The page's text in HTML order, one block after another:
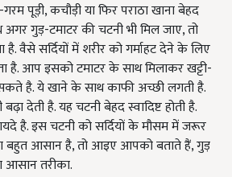
पूड़ी, कचौड़ी या फिर पराठा खाना बेहद
गुड़-टमाटर की चटनी भी मिल जाए, तो
वैसे सर्दियों में शरीर को गर्माहट देने के लिए
है. आप इसको टमाटर के साथ मिलाकर खट्टी-
है. ये खाने के साथ काफी अच्छी लगती है.
देती है. यह चटनी बेहद स्वादिष्ट होती है.
है. इस चटनी को सर्दियों के मौसम में जरूर
बहुत आसान है, तो आइए आपको बताते हैं, गुड़
आसान तरीका.